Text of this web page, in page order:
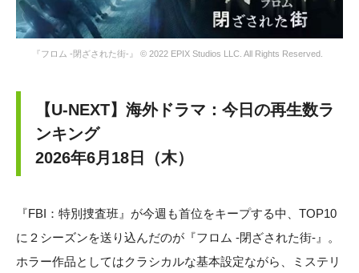
『フロム -閉ざされた街-』 © 2022 EPIX Studios LLC. All Rights Reserved.
【U-NEXT】海外ドラマ：今日の再生数ラ
ンキング
2026年6月18日（木）
『FBI：特別捜査班』が今週も首位をキープする中、TOP10
に２シーズンを送り込んだのが『フロム -閉ざされた街-』。
ホラー作品としてはクラシカルな基本設定ながら、ミステリ